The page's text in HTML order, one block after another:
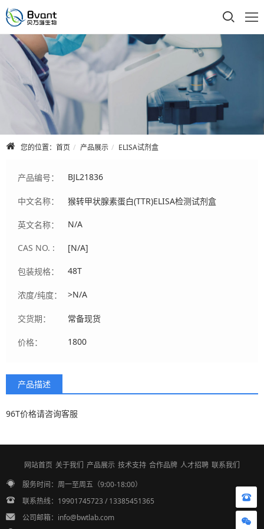
首页
公司介绍
产品展示
技术支持
人才招聘
联系我们
您的位置： 首页 产品展示 ELISA试剂盒
产品编号： BJL21836
中文名称： 猴转甲状腺素蛋白(TTR)ELISA检测试剂盒
英文名称： N/A
CAS NO. : [N/A]
包装规格： 48T
浓度/纯度： >N/A
交货期： 常备现货
价格： 1800
产品描述
96T价格请咨询客服
网站首页 关于我们 产品展示 技术支持 合作品牌 人才招聘 联系我们
服务时间：周一至周五（9:00-18:00）
联系热线：19901745723 / 13385451365
公司邮箱：info@bwtlab.com